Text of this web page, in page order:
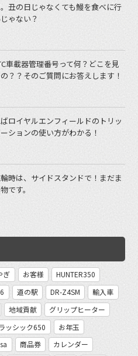
丑の日じゃなくても鰻を食べに行
ゃない？
車載器管理番号って何？どこを見
？？そのご質問にお答えします！
ロイヤルエンフィールドのトリッ
ションの使い方がわかる！
時は、サイドスタンドで！まだま
です。
ぎ お客様
HUNTER350
道の駅 DR-Z4SM
輸入車
地域貢献
グリップヒーター
ッシック650
お年玉
商品券
カレンダー